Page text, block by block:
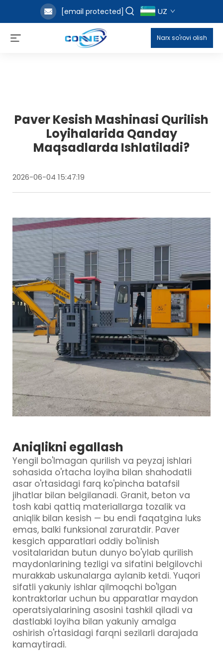
[email protected] UZ
Narx so'rovi olish
Paver Kesish Mashinasi Qurilish
Loyihalarida Qanday
Maqsadlarda Ishlatiladi?
2026-06-04 15:47:19
Aniqlikni egallash
Yengil bo'lmagan qurilish va peyzaj ishlari
sohasida o'rtacha loyiha bilan shahodatli
asar o'rtasidagi farq ko'pincha batafsil
jihatlar bilan belgilanadi. Granit, beton va
tosh kabi qattiq materiallarga tozalik va
aniqlik bilan kesish — bu endi faqatgina luks
emas, balki funksional zaruratdir. Paver
kesgich apparatlari oddiy bo'linish
vositalaridan butun dunyo bo'ylab qurilish
maydonlarining tezligi va sifatini belgilovchi
murakkab uskunalarga aylanib ketdi. Yuqori
sifatli yakuniy ishlar qilmoqchi bo'lgan
kontraktorlar uchun bu apparatlar maydon
operatsiyalarining asosini tashkil qiladi va
dastlabki loyiha bilan yakuniy amalga
oshirish o'rtasidagi farqni sezilarli darajada
kamaytiradi.